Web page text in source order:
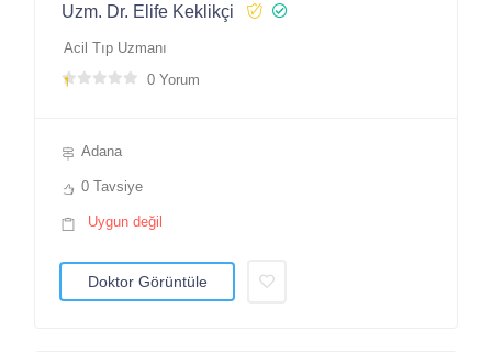
Uzm. Dr. Elife Keklikçi
Acil Tıp Uzmanı
0 Yorum
Adana
0 Tavsiye
Uygun değil
Doktor Görüntüle